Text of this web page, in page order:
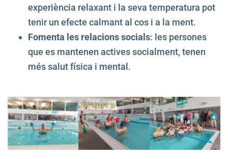
experiència relaxant i la seva temperatura pot
tenir un efecte calmant al cos i a la ment.
Fomenta les relacions socials: les persones
que es mantenen actives socialment, tenen
més salut física i mental.